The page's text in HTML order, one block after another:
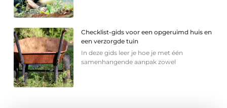
Checklist-gids voor een opgeruimd huis en
een verzorgde tuin
In deze gids leer je hoe je met één
samenhangende aanpak zowel